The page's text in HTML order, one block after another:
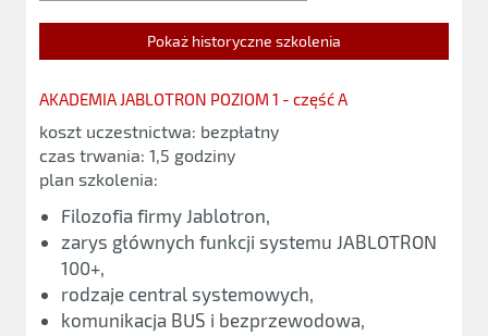
Pokaż historyczne szkolenia
AKADEMIA JABLOTRON POZIOM 1 - część A
koszt uczestnictwa: bezpłatny
czas trwania: 1,5 godziny
plan szkolenia:
Filozofia firmy Jablotron,
zarys głównych funkcji systemu JABLOTRON
100+,
rodzaje central systemowych,
komunikacja BUS i bezprzewodowa,